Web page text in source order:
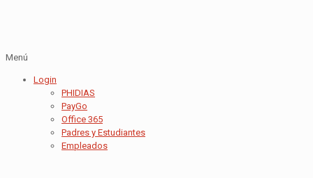
Menú
Login
PHIDIAS
PayGo
Office 365
Padres y Estudiantes
Empleados